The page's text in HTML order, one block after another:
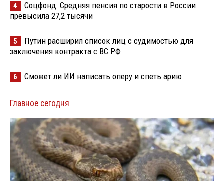
4
Соцфонд: Средняя пенсия по старости в России
превысила 27,2 тысячи
5
Путин расширил список лиц с судимостью для
заключения контракта с ВС РФ
6 Сможет ли ИИ написать оперу и спеть арию
Главное сегодня